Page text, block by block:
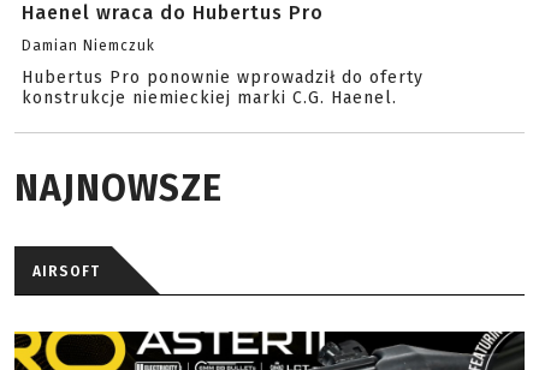
Haenel wraca do Hubertus Pro
Damian Niemczuk
Hubertus Pro ponownie wprowadził do oferty
konstrukcje niemieckiej marki C.G. Haenel.
NAJNOWSZE
AIRSOFT